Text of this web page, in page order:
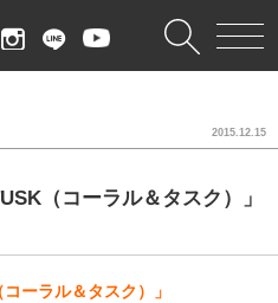
（コーラル＆タスク）」
2015.12.15
ーラル＆タスク）」